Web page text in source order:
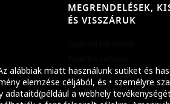
alábbiak miatt használunk sütiket és
elemzése céljából, és • személyre
a webhely
MEGRENDELÉSEK,
ÉS VISSZÁRUK
Szállítási módok
Garanciális információ